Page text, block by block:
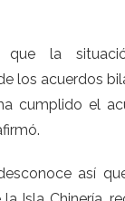
que la
los acuerdos
cumplido el
así